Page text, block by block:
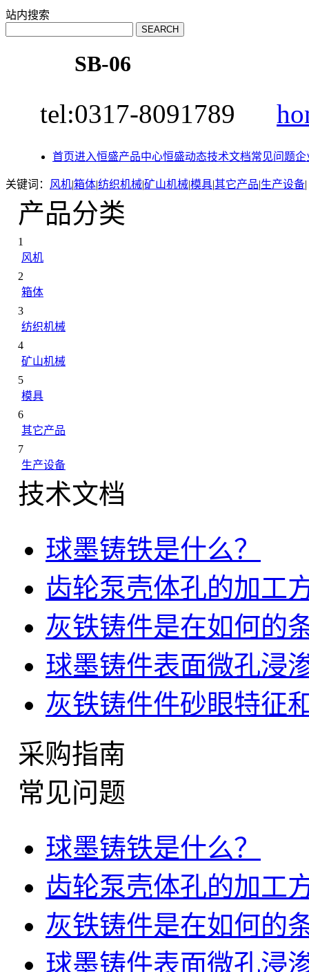
站内搜索
SB-06
tel:0317-8091789
首页进入恒盛产品中心恒盛动态技术文档常见问题企
关键词： 风机|箱体|纺织机械|矿山机械|模具|其它产品|生产设备|
产品分类
1
风机
2
箱体
3
纺织机械
4
矿山机械
5
模具
6
其它产品
7
生产设备
技术文档
球墨铸铁是什么？
齿轮泵壳体孔的加工
灰铁铸件是在如何的
球墨铸件表面微孔浸
灰铁铸件件砂眼特征
采购指南
常见问题
球墨铸铁是什么？
齿轮泵壳体孔的加工
灰铁铸件是在如何的
球墨铸件表面微孔浸